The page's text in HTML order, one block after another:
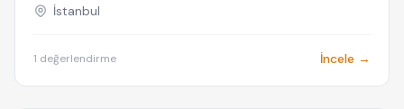
İstanbul
1 değerlendirme İncele →